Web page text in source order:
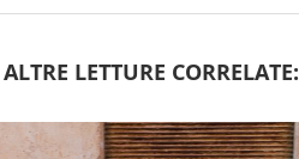
ALTRE LETTURE CORRELATE: